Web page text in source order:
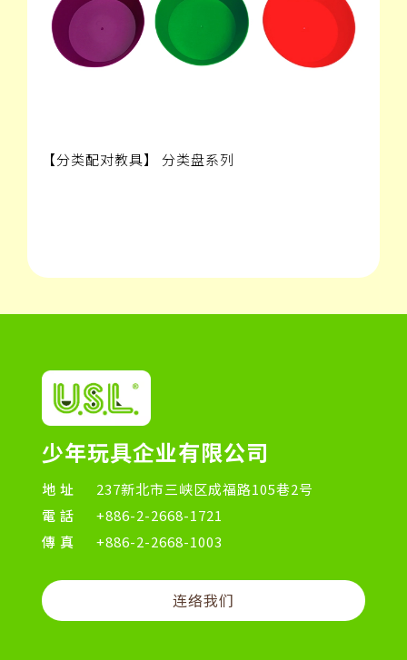
【分类配对教具】 分类盘系列
少年玩具企业有限公司
地址
237新北市三峡区成福路105巷2号
電話
+886-2-2668-1721
傳真
+886-2-2668-1003
连络我们